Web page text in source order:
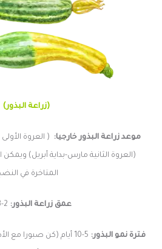
(زراعة البذور)
موعد زراعة البذور خارجيا: ( العروة
(العروة الثانية مارس-بداية أبريل)
المتاخرة في
عمق زراعة البذور:
فترة نمو البذور: 5-10 أيام (كن صبورا مع